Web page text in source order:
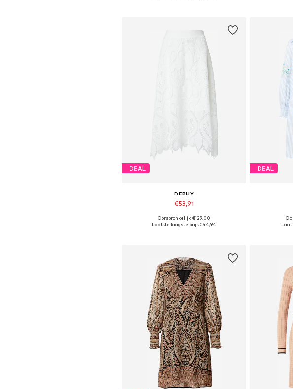
DEAL
DERHY
€53,91
Beschikbare maten: 38, 40
Oorspronkelijk: €129,00
Laatste laagste prijs:€44,94
DEAL